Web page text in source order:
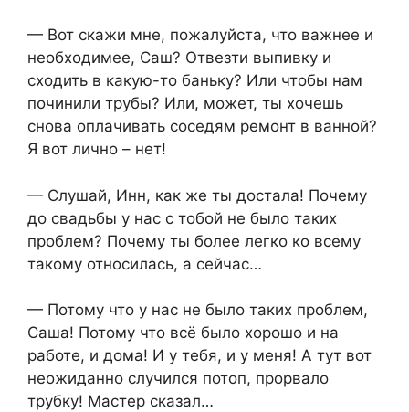
— Вот скажи мне, пожалуйста, что важнее и
необходимее, Саш? Отвезти выпивку и
сходить в какую-то баньку? Или чтобы нам
починили трубы? Или, может, ты хочешь
снова оплачивать соседям ремонт в ванной?
Я вот лично – нет!
— Слушай, Инн, как же ты достала! Почему
до свадьбы у нас с тобой не было таких
проблем? Почему ты более легко ко всему
такому относилась, а сейчас…
— Потому что у нас не было таких проблем,
Саша! Потому что всё было хорошо и на
работе, и дома! И у тебя, и у меня! А тут вот
неожиданно случился потоп, прорвало
трубку! Мастер сказал…